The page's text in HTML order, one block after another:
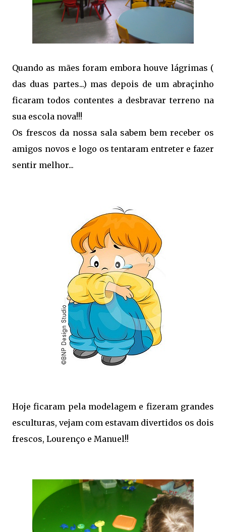
Quando as mães foram embora houve lágrimas (
das duas partes...) mas depois de um abraçinho
ficaram todos contentes a desbravar terreno na
sua escola nova!!!
Os frescos da nossa sala sabem bem receber os
amigos novos e logo os tentaram entreter e fazer
sentir melhor...
Hoje ficaram pela modelagem e fizeram grandes
esculturas, vejam com estavam divertidos os dois
frescos, Lourenço e Manuel!!